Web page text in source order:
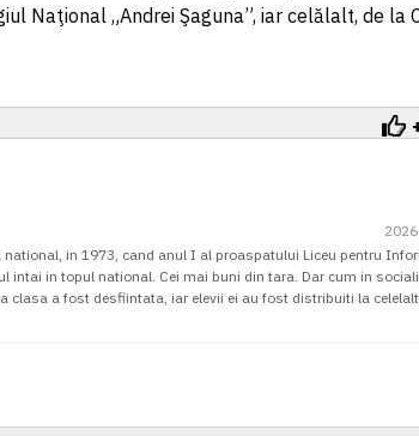
Naţional „Andrei Şaguna”, iar celălalt, de la
in 1973, cand anul I al proaspatului Liceu pentru
intai in topul national. Cei mai buni din tara. Dar cum in
clasa a fost desfiintata, iar elevii ei au fost distribuiti la